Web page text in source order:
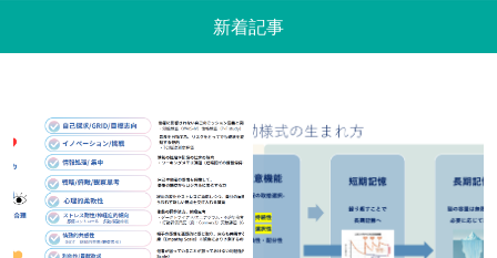
新着記事